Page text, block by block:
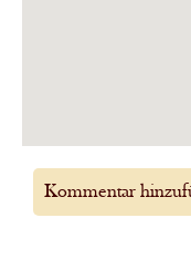
Kommentar